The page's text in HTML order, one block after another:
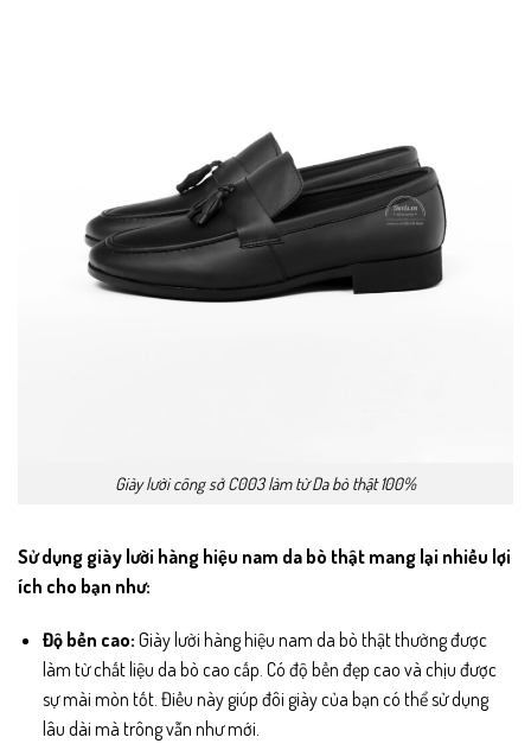
Giày lười công sở C003 làm từ Da bò thật 100%
Sử dụng giày lười hàng hiệu nam da bò thật mang lại nhiều lợi
ích cho bạn như:
Độ bền cao: Giày lười hàng hiệu nam da bò thật thường được
làm từ chất liệu da bò cao cấp. Có độ bền đẹp cao và chịu được
sự mài mòn tốt. Điều này giúp đôi giày của bạn có thể sử dụng
lâu dài mà trông vẫn như mới.